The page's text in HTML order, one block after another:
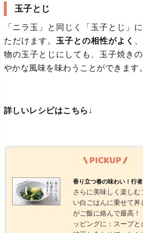
せ
玉子とじ
「ニラ玉」と同じく「玉子とじ」
ただけます。 玉子との相性がよく
物の玉子とじにしても、玉子焼き
やかな風味を味わうことができます。
詳しいレシピはこちら↓
香り立つ春の味わい！行
さらに美味しく楽しむア
い白ごはんに乗せて丼
がご飯に絡んで最高！ うどんやそばのト
ッピングに：スープとの